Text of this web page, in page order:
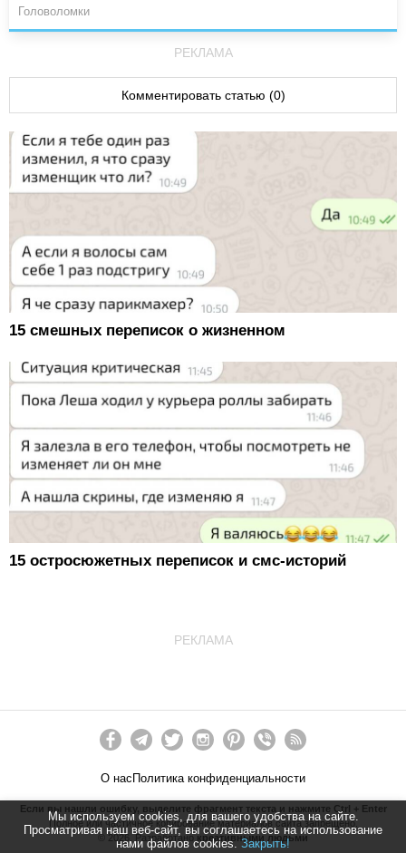
Мы используем cookies, для вашего удобства на сайте.
Просматривая наш веб-сайт, вы соглашаетесь на использование
нами файлов cookies. Закрыть!
Головоломки
РЕКЛАМА
Комментировать статью (0)
15 смешных переписок о жизненном
15 остросюжетных переписок и смс-историй
РЕКЛАМА
О нас Политика конфиденциальности
Если вы нашли ошибку, выделите фрагмент текста и нажмите Ctrl + Enter
Полное или частичное копирование материалов сайта запрещено.
©2026 . Разработанокреативными людьми